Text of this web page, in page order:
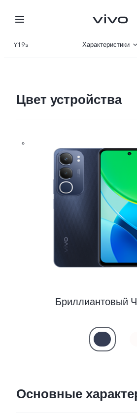
Y19s Характеристики
Цвет устройства
Бриллиантовый
Основные